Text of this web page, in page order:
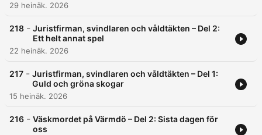
29 heinäk. 2026
218 - Juristfirman, svindlaren och våldtäkten – Del 2:
Ett helt annat spel
22 heinäk. 2026
217 - Juristfirman, svindlaren och våldtäkten – Del 1:
Guld och gröna skogar
15 heinäk. 2026
216 - Väskmordet på Värmdö – Del 2: Sista dagen för
oss